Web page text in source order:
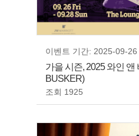
이벤트 기간: 2025-09-
가을 시즌, 2025 와인 앤
BUSKER)
조회 1925